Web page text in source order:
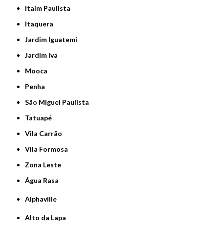
Itaim Paulista
Itaquera
Jardim Iguatemi
Jardim Iva
Mooca
Penha
São Miguel Paulista
Tatuapé
Vila Carrão
Vila Formosa
Zona Leste
Água Rasa
Alphaville
Alto da Lapa